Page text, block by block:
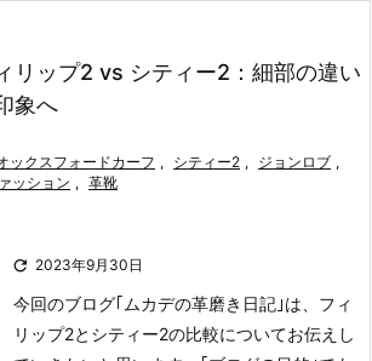
リップ2 vs シティー2：細部の違い
象へ
ックスフォードカーフ , シティー2 , ジョンロブ ,
ッション , 革靴
 2023年9月30日
今回のブログ｢ムカデの革磨き日記｣は、フィ
リップ2とシティー2の比較についてお伝えし